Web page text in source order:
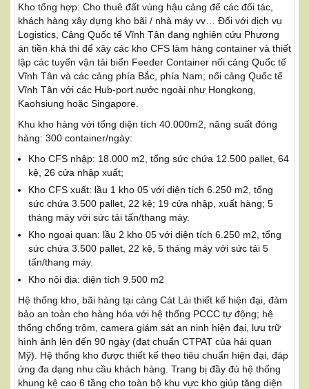
Kho tổng hợp: Cho thuê đất vùng hậu cảng để các đối tác,
khách hàng xây dựng kho bãi / nhà máy vv… Đối với dịch vụ
Logistics, Cảng Quốc tế Vĩnh Tân đang nghiên cứu Phương
án tiền khả thi để xây các kho CFS làm hàng container và thiết
lập các tuyến vận tải biển Feeder Container nối cảng Quốc tế
Vĩnh Tân và các cảng phía Bắc, phía Nam; nối cảng Quốc tế
Vĩnh Tân với các Hub-port nước ngoài như Hongkong,
Kaohsiung hoặc Singapore.
Khu kho hàng với tổng diện tích 40.000m2, năng suất đóng
hàng: 300 container/ngày:
Kho CFS nhập: 18.000 m2, tổng sức chứa 12.500 pallet, 64
kệ, 26 cửa nhập xuất;
Kho CFS xuất: lầu 1 kho 05 với diện tích 6.250 m2, tổng
sức chứa 3.500 pallet, 22 kệ; 19 cửa nhập, xuất hàng; 5
tháng máy với sức tải tấn/thang máy.
Kho ngoại quan: lầu 2 kho 05 với diện tích 6.250 m2, tổng
sức chứa 3.500 pallet, 22 kệ, 5 tháng máy với sức tải 5
tấn/thang máy.
Kho nội địa: diện tích 9.500 m2
Hệ thống kho, bãi hàng tại cảng Cát Lái thiết kế hiện đại, đảm
bảo an toàn cho hàng hóa với hệ thống PCCC tự động; hệ
thống chống trộm, camera giám sát an ninh hiện đại, lưu trữ
hình ảnh lên đến 90 ngày (đạt chuẩn CTPAT của hải quan
Mỹ). Hệ thống kho được thiết kế theo tiêu chuẩn hiện đại, đáp
ứng đa dạng nhu cầu khách hàng. Trang bị đầy đủ hệ thống
khung kệ cao 6 tầng cho toàn bộ khu vực kho giúp tăng diện